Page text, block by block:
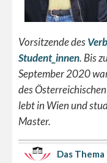
Vorsitzende des
Student_innen. Bis
September 2020
des
lebt in Wien und
Master.
Das